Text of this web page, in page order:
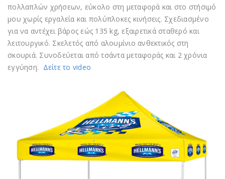
πολλαπλών χρήσεων, εύκολο στη μεταφορά και στο στήσιμό
μου χωρίς εργαλεία και πολύπλοκες κινήσεις. Σχεδιασμένο
για να αντέχει βάρος εώς 135 kg, εξαιρετικά σταθερό και
λειτουργικό. Σκελετός από αλουμίνιο ανθεκτικός στη
σκουριά. Συνοδεύεται από τσάντα μεταφοράς και 2 χρόνια
εγγύηση. Δείτε το video